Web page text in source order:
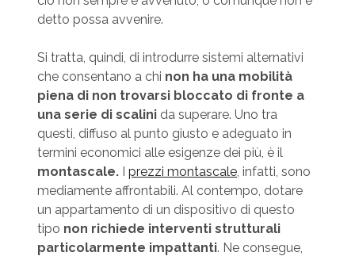
detto possa avvenire.
Si tratta, quindi, di introdurre sistemi alternativi
che consentano a chi non ha una mobilità
piena di non trovarsi bloccato di fronte a
una serie di scalinida superare. Uno tra
questi, diffuso al punto giusto e adeguato in
termini economici alle esigenze dei più, è il
montascale.I prezzi montascale, infatti, sono
mediamente affrontabili. Al contempo, dotare
un appartamento di un dispositivo di questo
tipo non richiede interventi strutturali
particolarmente impattanti. Ne consegue,